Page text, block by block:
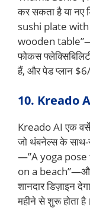
कर सकता है या नए
sushi plate with
wooden
फोकस
हैं, और पेड प्लान
10. Kreado
Kreado AI एक
जो थंबनेल्स के साथ-
—”A yoga pose
on a
शानदार डिज़ाइन
महीने से शुरू होता